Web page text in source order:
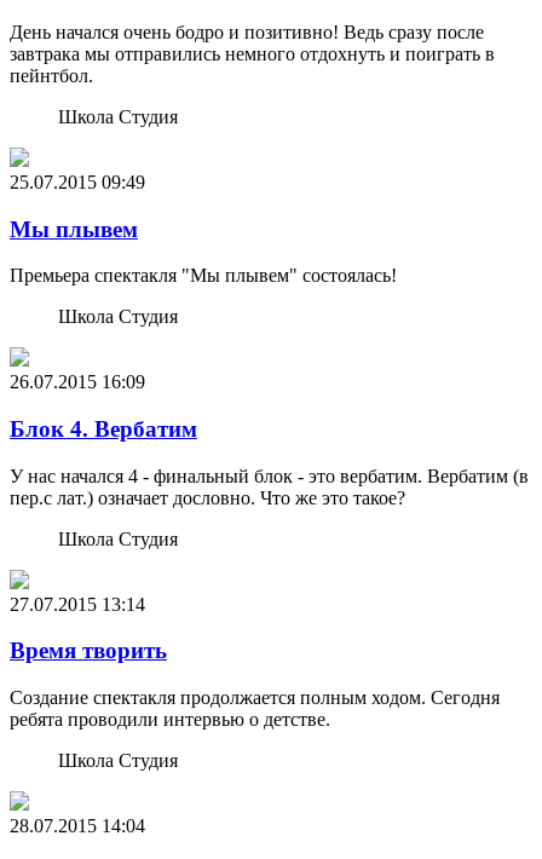
День начался очень бодро и позитивно! Ведь сразу после
завтрака мы отправились немного отдохнуть и поиграть в
пейнтбол.
Школа Студия
25.07.2015 09:49
Мы плывем
Премьера спектакля "Мы плывем" состоялась!
Школа Студия
26.07.2015 16:09
Блок 4. Вербатим
У нас начался 4 - финальный блок - это вербатим. Вербатим (в
пер.с лат.) означает дословно. Что же это такое?
Школа Студия
27.07.2015 13:14
Время творить
Создание спектакля продолжается полным ходом. Сегодня
ребята проводили интервью о детстве.
Школа Студия
28.07.2015 14:04